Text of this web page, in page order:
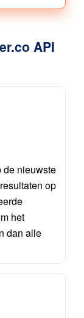
API
de nieuwste
op
het
dan alle